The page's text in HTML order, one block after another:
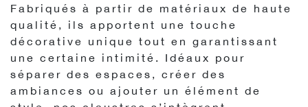
Fabriqués à partir de matériaux de haute
qualité, ils apportent une touche
décorative unique tout en garantissant
une certaine intimité. Idéaux pour
séparer des espaces, créer des
ambiances ou ajouter un élément de